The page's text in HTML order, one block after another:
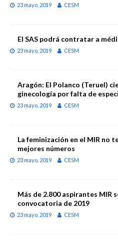
23 mayo, 2019 CESM
El SAS podrá contratar a
23 mayo, 2019 CESM
Aragón: El Polanco (Teruel)
ginecología por falta de
23 mayo, 2019 CESM
La feminización en el MIR no
mejores números
23 mayo, 2019 CESM
Más de 2.800 aspirantes MIR
convocatoria de 2019
23 mayo, 2019 CESM